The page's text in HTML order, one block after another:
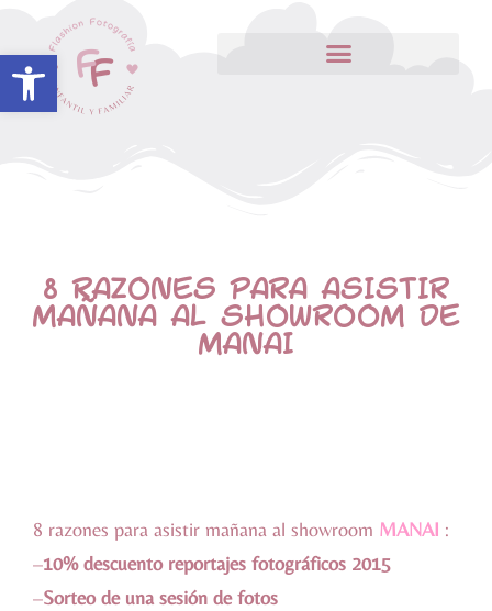
Abrir barra de herramientas
8 RAZONES PARA ASISTIR
MAÑANA AL SHOWROOM DE
MANAI
8 razones para asistir mañana al showroom MANAI :
–10% descuento reportajes fotográficos 2015
–Sorteo de una sesión de fotos